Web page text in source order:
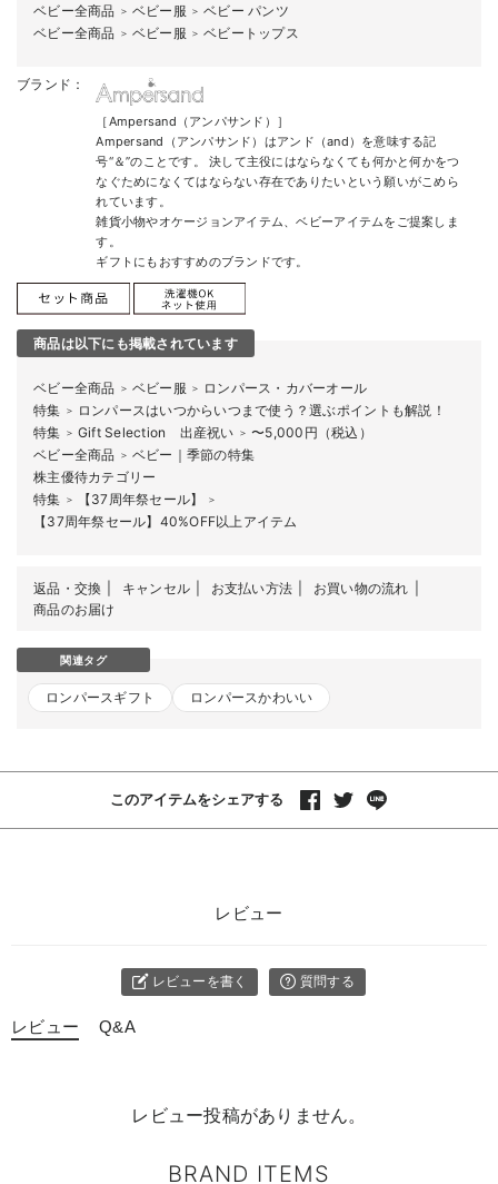
ベビー全商品
＞ ベビー服 ＞ ベビー パンツ
ベビー全商品
＞ ベビー服 ＞ ベビートップス
ブランド：
［Ampersand（アンパサンド）］
Ampersand（アンパサンド）はアンド（and）を意味する記
号“＆”のことです。 決して主役にはならなくても何かと何かをつ
なぐためになくてはならない存在でありたいという願いがこめら
れています。
雑貨小物やオケージョンアイテム、ベビーアイテムをご提案しま
す。
ギフトにもおすすめのブランドです。
商品は以下にも掲載されています
ベビー全商品 ＞ ベビー服 ＞
ロンパース・カバーオール
特集 ＞
ロンパースはいつからいつまで使う？選ぶポイントも解説！
特集 ＞ Gift Selection 出産祝い ＞ 〜5,000円（税込）
ベビー全商品
＞ ベビー｜季節の特集
株主優待カテゴリー
特集 ＞ 【37周年祭セール】 ＞
【37周年祭セール】40%OFF以上アイテム
返品・交換 キャンセル お支払い方法
お買い物の流れ
商品のお届け
関連タグ
ロンパースギフト ロンパースかわいい
このアイテムをシェアする
レビュー
レビューを書く 質問する
レビュー Q&A
レビュー投稿がありません。
BRAND ITEMS